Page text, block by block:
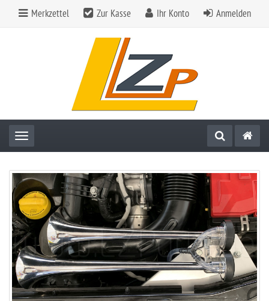
Merkzettel Zur Kasse Ihr Konto Anmelden
Toggle navigation